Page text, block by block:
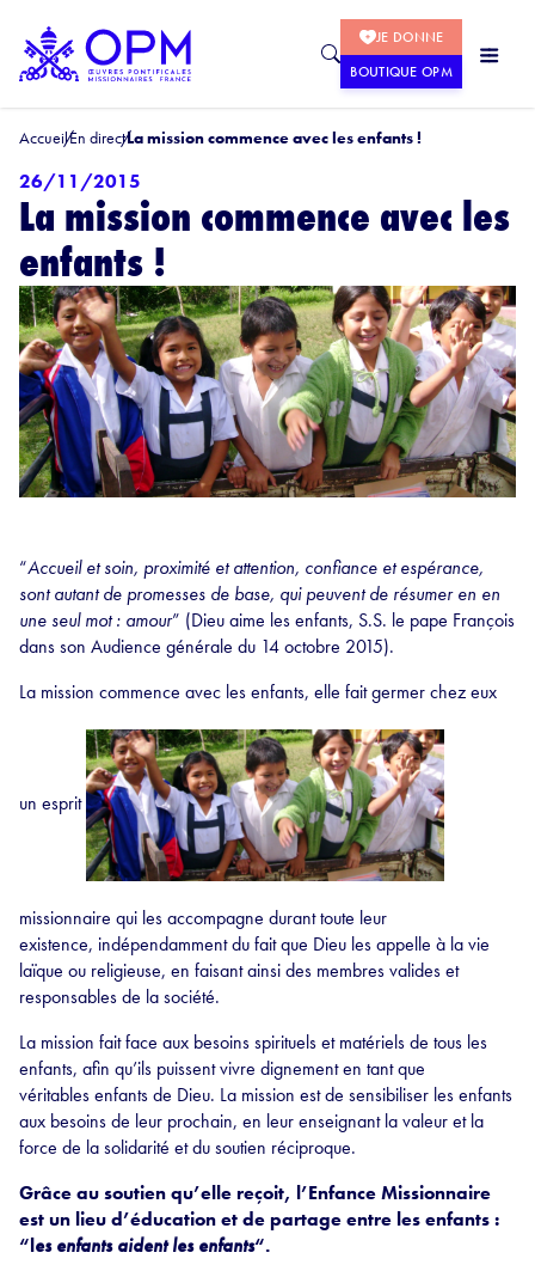
JE DONNE
BOUTIQUE OPM
AccueilEn directLa mission commence avec les enfants !
26/11/2015
La mission commence avec les
enfants !
“Accueil et soin, proximité et attention, confiance et espérance,
sont autant de promesses de base, qui peuvent de résumer en en
une seul mot : amour” (Dieu aime les enfants, S.S. le pape François
dans son Audience générale du 14 octobre 2015).
La mission commence avec les enfants, elle fait germer chez eux
un esprit
missionnaire qui les accompagne durant toute leur
existence, indépendamment du fait que Dieu les appelle à la vie
laïque ou religieuse, en faisant ainsi des membres valides et
responsables de la société.
La mission fait face aux besoins spirituels et matériels de tous les
enfants, afin qu’ils puissent vivre dignement en tant que
véritables enfants de Dieu. La mission est de sensibiliser les enfants
aux besoins de leur prochain, en leur enseignant la valeur et la
force de la solidarité et du soutien réciproque.
Grâce au soutien qu’elle reçoit, l’Enfance Missionnaire
est un lieu d’éducation et de partage entre les enfants :
“les enfants aident les enfants“.